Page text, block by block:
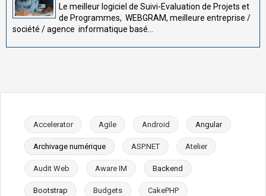
Le meilleur logiciel de Suivi-Evaluation de Projets et
de Programmes, WEBGRAM, meilleure entreprise /
société / agence informatique basé...
Accelerator Agile Android Angular
Archivage numérique ASP.NET Atelier
Audit Web Aware IM Backend
Bootstrap Budgets CakePHP